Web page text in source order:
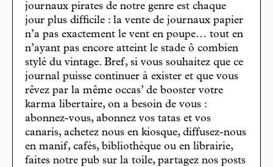
journaux pirates de notre genre est chaque
jour plus difficile : la vente de journaux papier
n’a pas exactement le vent en poupe… tout en
n’ayant pas encore atteint le stade ô combien
stylé du vintage. Bref, si vous souhaitez que ce
journal puisse continuer à exister et que vous
rêvez par la même occas’ de booster votre
karma libertaire, on a besoin de vous :
abonnez-vous, abonnez vos tatas et vos
canaris, achetez nous en kiosque, diffusez-nous
en manif, cafés, bibliothèque ou en librairie,
faites notre pub sur la toile, partagez nos posts